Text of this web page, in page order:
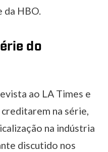
HBO.
do
ao LA Times e
na série,
na indústria
discutido nos